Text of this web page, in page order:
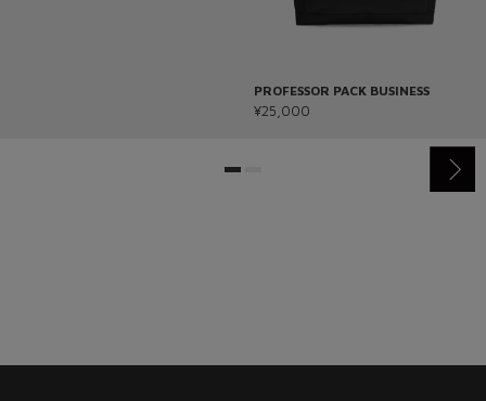
PROFESSOR PACK BUSINESS
¥25,000